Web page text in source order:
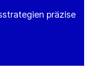
präzise